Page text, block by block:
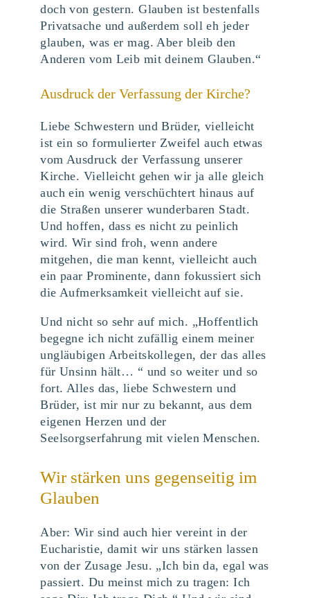
doch von gestern. Glauben ist bestenfalls
Privatsache und außerdem soll eh jeder
glauben, was er mag. Aber bleib den
Anderen vom Leib mit deinem Glauben.“
Ausdruck der Verfassung der Kirche?
Liebe Schwestern und Brüder, vielleicht
ist ein so formulierter Zweifel auch etwas
vom Ausdruck der Verfassung unserer
Kirche. Vielleicht gehen wir ja alle gleich
auch ein wenig verschüchtert hinaus auf
die Straßen unserer wunderbaren Stadt.
Und hoffen, dass es nicht zu peinlich
wird. Wir sind froh, wenn andere
mitgehen, die man kennt, vielleicht auch
ein paar Prominente, dann fokussiert sich
die Aufmerksamkeit vielleicht auf sie.
Und nicht so sehr auf mich. „Hoffentlich
begegne ich nicht zufällig einem meiner
ungläubigen Arbeitskollegen, der das alles
für Unsinn hält… “ und so weiter und so
fort. Alles das, liebe Schwestern und
Brüder, ist mir nur zu bekannt, aus dem
eigenen Herzen und der
Seelsorgserfahrung mit vielen Menschen.
Wir stärken uns gegenseitig im
Glauben
Aber: Wir sind auch hier vereint in der
Eucharistie, damit wir uns stärken lassen
von der Zusage Jesu. „Ich bin da, egal was
passiert. Du meinst mich zu tragen: Ich